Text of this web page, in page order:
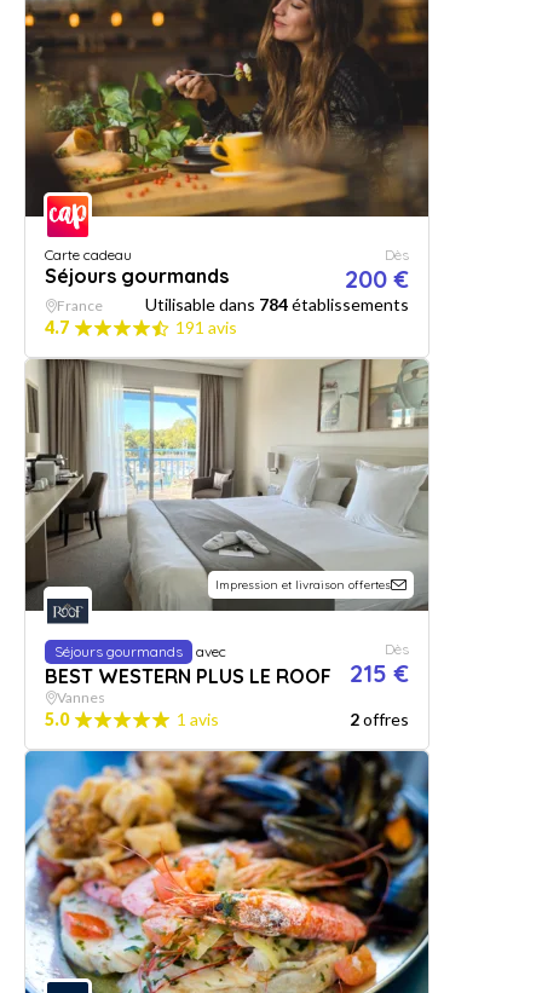
Carte cadeau
Séjours gourmands
Dès
200 €
France Utilisable dans 784établissements
4.7
191 avis
Impression et livraison offertes
Séjours gourmands avec
BEST WESTERN PLUS LE ROOF
Dès
215 €
Vannes
5.0 1 avis 2offres